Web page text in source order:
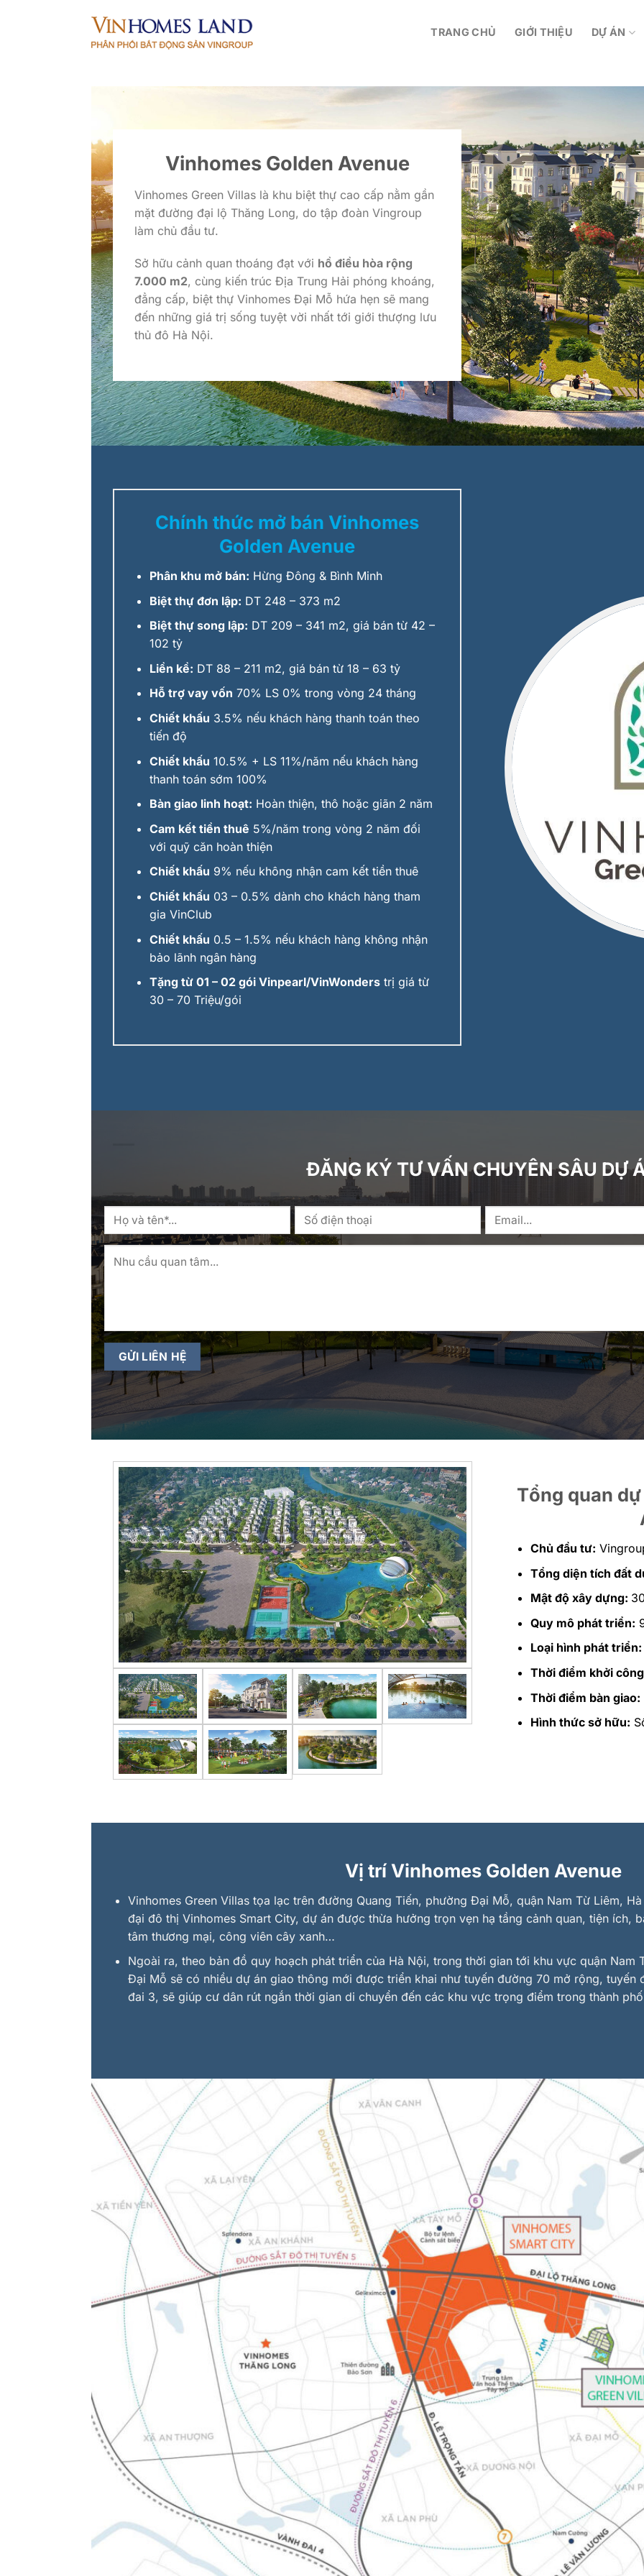
TRANG CHỦ GIỚI THIỆU DỰ ÁN
Vinhomes Golden Avenue
Vinhomes Green Villas là khu biệt thự cao cấp nằm gần
mặt đường đại lộ Thăng Long, do tập đoàn Vingroup
làm chủ đầu tư.
Sở hữu cảnh quan thoáng đạt với hồ điều hòa rộng
7.000 m2, cùng kiến trúc Địa Trung Hải phóng khoáng,
đẳng cấp, biệt thự Vinhomes Đại Mỗ hứa hẹn sẽ mang
đến những giá trị sống tuyệt vời nhất tới giới thượng lưu
thủ đô Hà Nội.
Chính thức mở bán Vinhomes
Golden Avenue
Phân khu mở bán: Hừng Đông & Bình Minh
Biệt thự đơn lập: DT 248 – 373 m2
Biệt thự song lập: DT 209 – 341 m2, giá bán từ 42 –
102 tỷ
Liền kề: DT 88 – 211 m2, giá bán từ 18 – 63 tỷ
Hỗ trợ vay vốn 70% LS 0% trong vòng 24 tháng
Chiết khấu 3.5% nếu khách hàng thanh toán theo
tiến độ
Chiết khấu 10.5% + LS 11%/năm nếu khách hàng
thanh toán sớm 100%
Bàn giao linh hoạt: Hoàn thiện, thô hoặc giãn 2 năm
Cam kết tiền thuê 5%/năm trong vòng 2 năm đối
với quỹ căn hoàn thiện
Chiết khấu 9% nếu không nhận cam kết tiền thuê
Chiết khấu 03 – 0.5% dành cho khách hàng tham
gia VinClub
Chiết khấu 0.5 – 1.5% nếu khách hàng không nhận
bảo lãnh ngân hàng
Tặng từ 01 – 02 gói Vinpearl/VinWonderstrị giá từ
30 – 70 Triệu/gói
ĐĂNG KÝ TƯ VẤN CHUYÊN SÂU DỰ
Tổng quan
Chủ đầu tư:
Tổng diện tích đất
Mật độ xây dựng:
Quy mô phát triển:
Loại hình phát triển:
Thời điểm khởi
Thời điểm bàn giao:
Hình thức sở hữu:
Vị trí Vinhomes Golden Avenue
Vinhomes Green Villas tọa lạc trên đường Quang Tiến, phường Đại Mỗ, quận Nam Từ Liêm,
đại đô thị Vinhomes Smart City, dự án được thừa hưởng trọn vẹn hạ tầng cảnh quan, tiện ích,
tâm thương mại, công viên cây xanh…
Ngoài ra, theo bản đồ quy hoạch phát triển của Hà Nội, trong thời gian tới khu vực quận Nam
Đại Mỗ sẽ có nhiều dự án giao thông mới được triển khai như tuyến đường 70 mở rộng, tuyến
đai 3, sẽ giúp cư dân rút ngắn thời gian di chuyển đến các khu vực trọng điểm trong thành